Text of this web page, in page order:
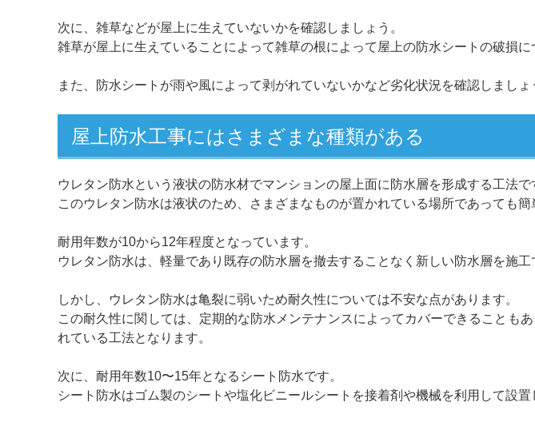
次に、雑草などが屋上に生えていないかを確認しましょう。
雑草が屋上に生えていることによって雑草の根によって屋上の防水シートの破損に
また、防水シートが雨や風によって剥がれていないかなど劣化状況を確認しましょ
屋上防水工事にはさまざまな種類がある
ウレタン防水という液状の防水材でマンションの屋上面に防水層を形成する工法で
このウレタン防水は液状のため、さまざまなものが置かれている場所であっても簡
耐用年数が10から12年程度となっています。
ウレタン防水は、軽量であり既存の防水層を撤去することなく新しい防水層を施工
しかし、ウレタン防水は亀裂に弱いため耐久性については不安な点があります。
この耐久性に関しては、定期的な防水メンテナンスによってカバーできることも
れている工法となります。
次に、耐用年数10〜15年となるシート防水です。
シート防水はゴム製のシートや塩化ビニールシートを接着剤や機械を利用して設置